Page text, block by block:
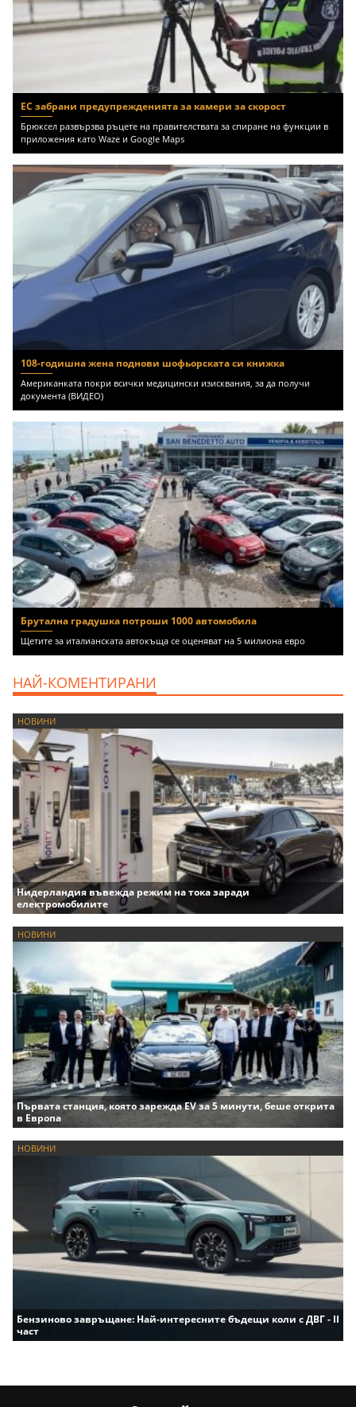
ЕС забрани предупрежденията за камери за скорост
Брюксел развързва ръцете на правителствата за спиране на функции в
приложения като Waze и Google Maps
108-годишна жена поднови шофьорската си книжка
Американката покри всички медицински изисквания, за да получи
документа (ВИДЕО)
Брутална градушка потроши 1000 автомобила
Щетите за италианската автокъща се оценяват на 5 милиона евро
НАЙ-КОМЕНТИРАНИ
НОВИНИ
Нидерландия въвежда режим на тока заради
електромобилите
НОВИНИ
Първата станция, която зарежда EV за 5 минути, беше открита
в Европа
НОВИНИ
Бензиново завръщане: Най-интересните бъдещи коли с ДВГ - II
част